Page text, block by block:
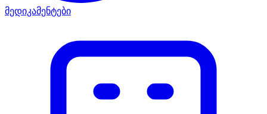
მედიკამენტები